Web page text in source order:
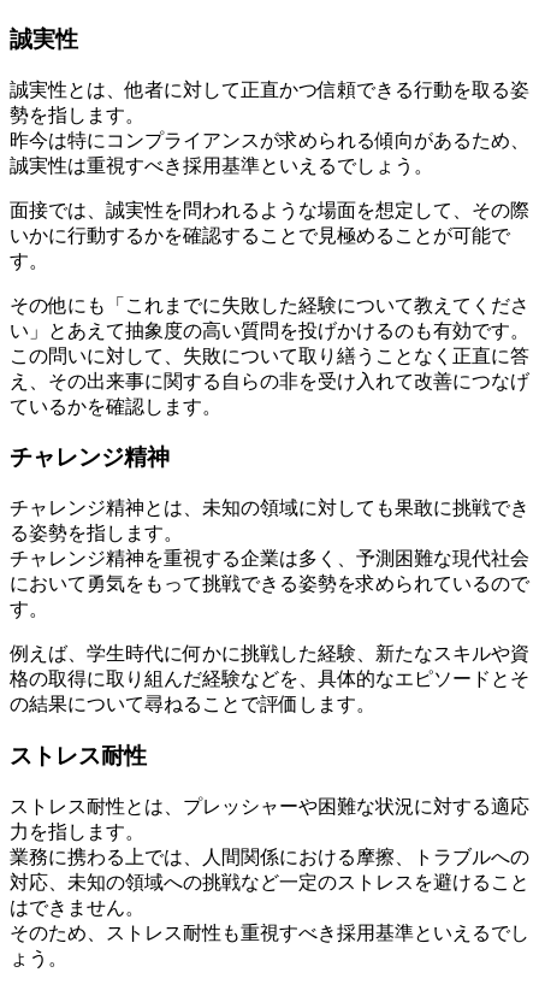
誠実性
誠実性とは、他者に対して正直かつ信頼できる行動を取る姿
勢を指します。
昨今は特にコンプライアンスが求められる傾向があるため、
誠実性は重視すべき採用基準といえるでしょう。
面接では、誠実性を問われるような場面を想定して、その際
いかに行動するかを確認することで見極めることが可能で
す。
その他にも「これまでに失敗した経験について教えてくださ
い」とあえて抽象度の高い質問を投げかけるのも有効です。
この問いに対して、失敗について取り繕うことなく正直に答
え、その出来事に関する自らの非を受け入れて改善につなげ
ているかを確認します。
チャレンジ精神
チャレンジ精神とは、未知の領域に対しても果敢に挑戦でき
る姿勢を指します。
チャレンジ精神を重視する企業は多く、予測困難な現代社会
において勇気をもって挑戦できる姿勢を求められているので
す。
例えば、学生時代に何かに挑戦した経験、新たなスキルや資
格の取得に取り組んだ経験などを、具体的なエピソードとそ
の結果について尋ねることで評価します。
ストレス耐性
ストレス耐性とは、プレッシャーや困難な状況に対する適応
力を指します。
業務に携わる上では、人間関係における摩擦、トラブルへの
対応、未知の領域への挑戦など一定のストレスを避けること
はできません。
そのため、ストレス耐性も重視すべき採用基準といえるでし
ょう。